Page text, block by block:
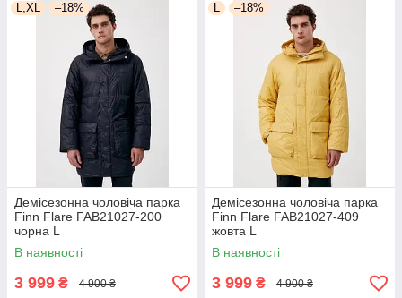
L,XL –18%
Демісезонна чоловіча парка
Finn Flare FAB21027-200
чорна L
В наявності
3 999 ₴ 4 900 ₴
L –18%
Демісезонна чоловіча парка
Finn Flare FAB21027-409
жовта L
В наявності
3 999 ₴ 4 900 ₴